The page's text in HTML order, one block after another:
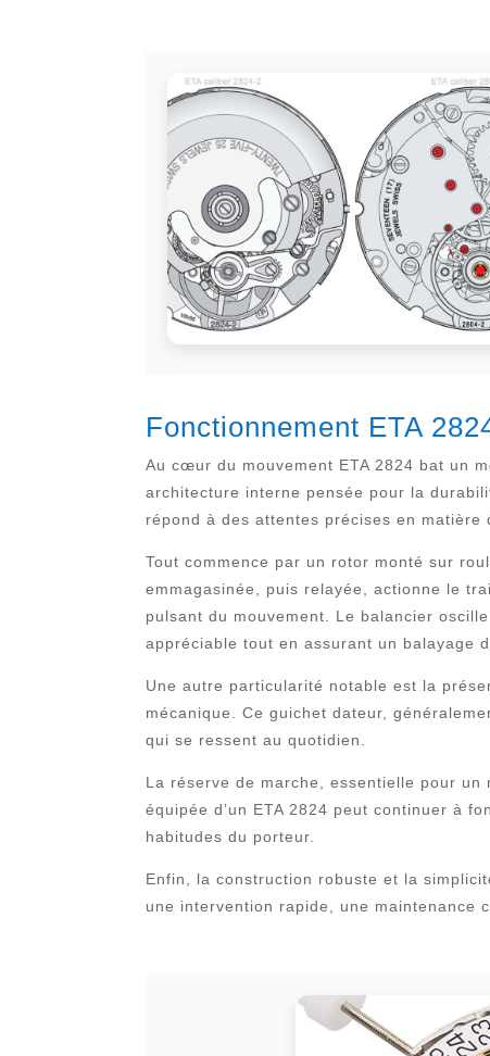
Fonctionnement ETA
Au cœur du mouvement ETA 2824 bat un
architecture interne pensée pour la
répond à des attentes précises en
Tout commence par un rotor monté sur
emmagasinée, puis relayée, actionne le
pulsant du mouvement. Le balancier
appréciable tout en assurant un balayage
Une autre particularité notable est la
mécanique. Ce guichet dateur,
qui se ressent au quotidien.
La réserve de marche, essentielle pour
équipée d’un ETA 2824 peut continuer à
habitudes du porteur.
Enfin, la construction robuste et la
une intervention rapide, une maintenance